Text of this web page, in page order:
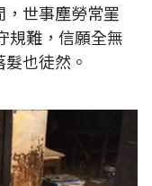
世事塵勞常罣
規難，信願全無
也徒然。